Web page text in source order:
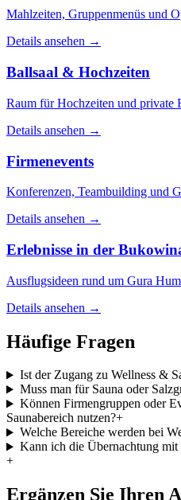
Mahlzeiten, Gruppenmenüs und
Details ansehen →
Ballsaal & Hochzeiten
Raum für Hochzeiten und private
Details ansehen →
Firmenevents
Konferenzen, Teambuilding und
Details ansehen →
Erlebnisse in der
Ausflugsideen rund um Gura
Details ansehen →
Häufige Fragen
Ist der Zugang zu Wellness &
Muss man für Sauna oder
Können Firmengruppen oder
Saunabereich nutzen?+
Welche Bereiche werden bei
Kann ich die Übernachtung
+
Ergänzen Sie Ihren